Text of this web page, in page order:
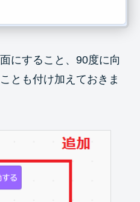
にすること、90度に向
とも付け加えておきま